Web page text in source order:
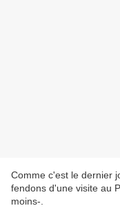
Comme c'est le dernier
fendons d'une visite au
moins-.